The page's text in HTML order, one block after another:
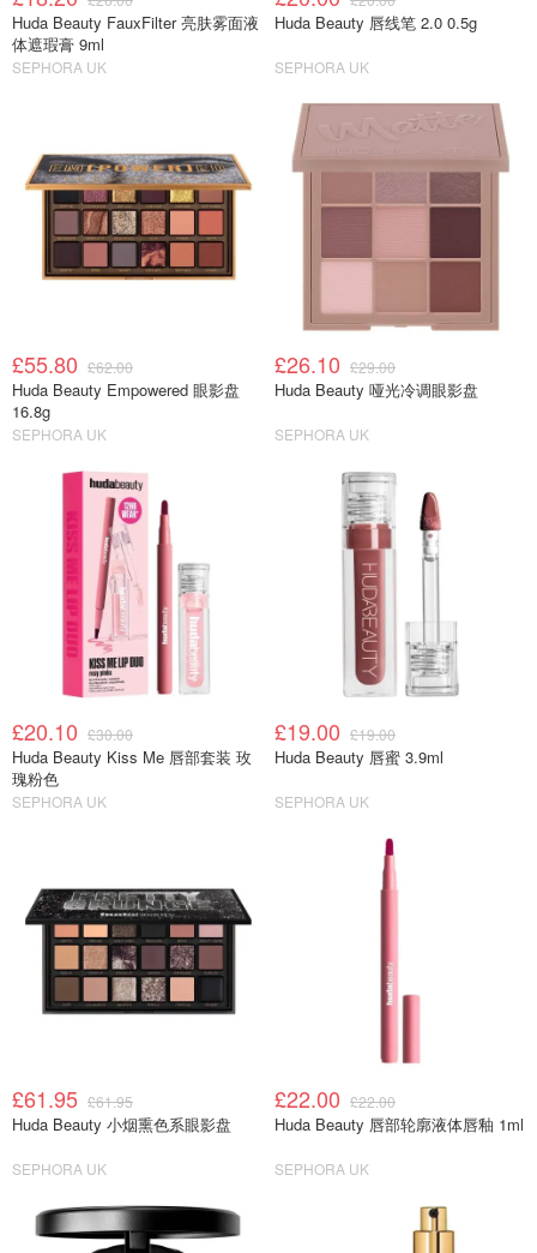
Huda Beauty FauxFilter 亮肤雾面液
体遮瑕膏 9ml
SEPHORA UK
Huda Beauty 唇线笔 2.0 0.5g
SEPHORA UK
£55.80 £62.00
Huda Beauty Empowered 眼影盘
16.8g
SEPHORA UK
£26.10 £29.00
Huda Beauty 哑光冷调眼影盘
SEPHORA UK
£20.10 £30.00
Huda Beauty Kiss Me 唇部套装 玫
瑰粉色
SEPHORA UK
£19.00 £19.00
Huda Beauty 唇蜜 3.9ml
SEPHORA UK
£61.95 £61.95
Huda Beauty 小烟熏色系眼影盘
SEPHORA UK
£22.00 £22.00
Huda Beauty 唇部轮廓液体唇釉 1ml
SEPHORA UK